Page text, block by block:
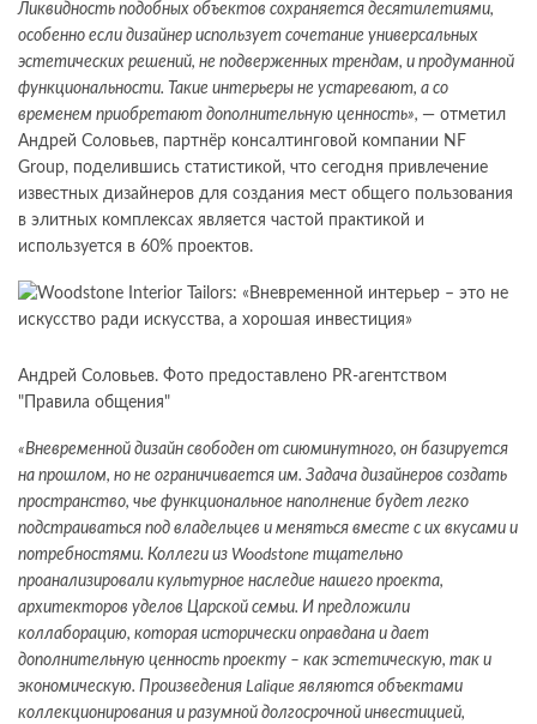
Ликвидность подобных объектов сохраняется десятилетиями,
особенно если дизайнер использует сочетание универсальных
эстетических решений, не подверженных трендам, и продуманной
функциональности. Такие интерьеры не устаревают, а со
временем приобретают дополнительную ценность», — отметил
Андрей Соловьев, партнёр консалтинговой компании NF
Group, поделившись статистикой, что сегодня привлечение
известных дизайнеров для создания мест общего пользования
в элитных комплексах является частой практикой и
используется в 60% проектов.
Андрей Соловьев. Фото предоставлено PR-агентством
"Правила общения"
«Вневременной дизайн свободен от сиюминутного, он базируется
на прошлом, но не ограничивается им. Задача дизайнеров создать
пространство, чье функциональное наполнение будет легко
подстраиваться под владельцев и меняться вместе с их вкусами и
потребностями. Коллеги из Woodstone тщательно
проанализировали культурное наследие нашего проекта,
архитекторов уделов Царской семьи. И предложили
коллаборацию, которая исторически оправдана и дает
дополнительную ценность проекту – как эстетическую, так и
экономическую. Произведения Lalique являются объектами
коллекционирования и разумной долгосрочной инвестицией,